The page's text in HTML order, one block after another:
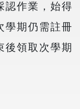
認作業，始得
學期仍需註冊
後領取次學期